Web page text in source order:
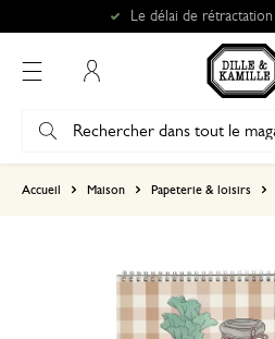
Le délai de
Accueil Maison Papeterie & loisirs